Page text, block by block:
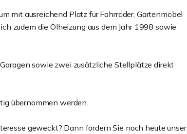
mit ausreichend Platz für Fahrräder, Gartenmöbel
zudem die Ölheizung aus dem Jahr 1998 sowie
sowie zwei zusätzliche Stellplätze direkt
übernommen werden.
geweckt? Dann fordern Sie noch heute unser